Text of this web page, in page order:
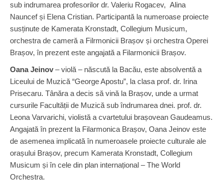
sub indrumarea profesorilor dr. Valeriu Rogacev, Alina
Nauncef și Elena Cristian. Participantă la numeroase proiecte
susținute de Kamerata Kronstadt, Collegium Musicum,
orchestra de cameră a Filrmonicii Brașov și orchestra Operei
Brașov, în prezent este angajată a Filarmonicii Brașov.
Oana Jeinov – violă – născută la Bacău, este absolventă a
Liceului de Muzică “George Apostu”, la clasa prof. dr. Irina
Prisecaru. Tânăra a decis să vină la Brașov, unde a urmat
cursurile Facultății de Muzică sub îndrumarea dnei. prof. dr.
Leona Varvarichi, violistă a cvartetului brașovean Gaudeamus.
Angajată în prezent la Filarmonica Brașov, Oana Jeinov este
de asemenea implicată în numeroasele proiecte culturale ale
orașului Brașov, precum Kamerata Kronstadt, Collegium
Musicum și în cele din plan internațional – The World
Orchestra.